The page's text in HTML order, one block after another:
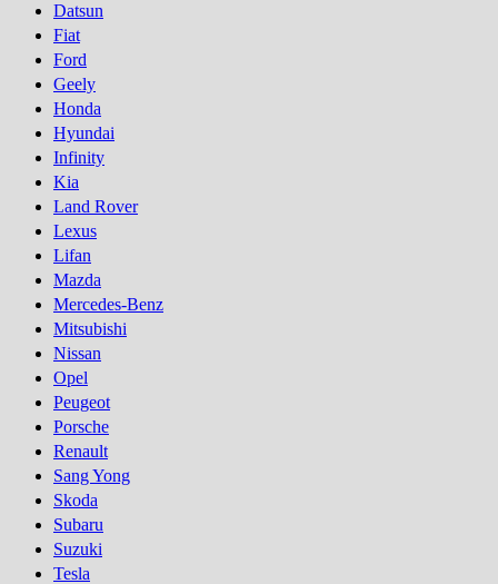
Datsun
Fiat
Ford
Geely
Honda
Hyundai
Infinity
Kia
Land Rover
Lexus
Lifan
Mazda
Mercedes-Benz
Mitsubishi
Nissan
Opel
Peugeot
Porsсhe
Renault
Sang Yong
Skoda
Subaru
Suzuki
Tesla